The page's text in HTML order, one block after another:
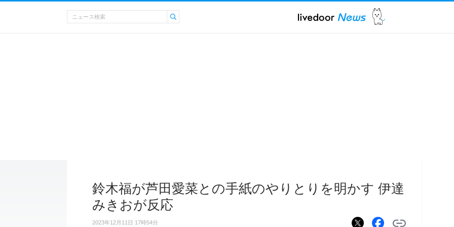
鈴木福が芦田愛菜との手紙のやりとりを明かす 伊達
みきおが反応
2023年12月11日 17時54分